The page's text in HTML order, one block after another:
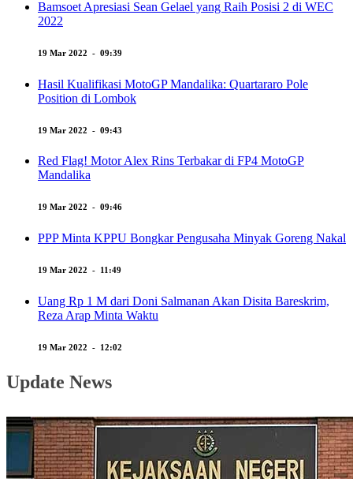
Bamsoet Apresiasi Sean Gelael yang Raih Posisi 2 di WEC
2022
19 Mar 2022 - 09:39
Hasil Kualifikasi MotoGP Mandalika: Quartararo Pole
Position di Lombok
19 Mar 2022 - 09:43
Red Flag! Motor Alex Rins Terbakar di FP4 MotoGP
Mandalika
19 Mar 2022 - 09:46
PPP Minta KPPU Bongkar Pengusaha Minyak Goreng Nakal
19 Mar 2022 - 11:49
Uang Rp 1 M dari Doni Salmanan Akan Disita Bareskrim,
Reza Arap Minta Waktu
19 Mar 2022 - 12:02
Update News